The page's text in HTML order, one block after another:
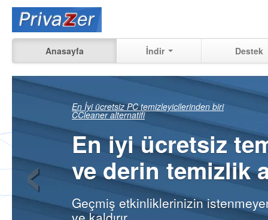
Anasayfa İndir Destek
Tam olarak
görün
pc'nizdeki geçmiş etkinliklerinizin
işte
‹